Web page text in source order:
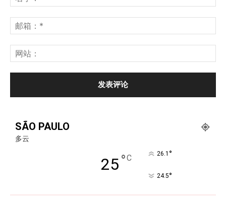
SÃO PAULO
多云
25°C 26.1 °
24.5°